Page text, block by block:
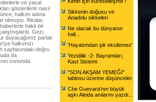
ve yasal
gösterilerin nasıl
halkım adına
olmuştu. İftiralar,
haklı bir
Gezi,
duyacağımız parlak
halkımızı
sayfasındaki doğru
da
sonunda.
Sikkenin doğusu ve
Anadolu sikkeleri
Ne olacak bu dünyanın
hali...
'Hayatımdan şiir eksilemez'
Yezidilik -2- Bayramları,
Kast Sistemi
"SON AKŞAM YEMEĞİ"
tablosu üzerine düşünceler.
Che Guevara'nın büyük
aşkı Aleida anılarını yazdı...